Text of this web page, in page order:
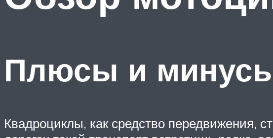
Плюсы и
Квадроциклы, как средство передвижения,